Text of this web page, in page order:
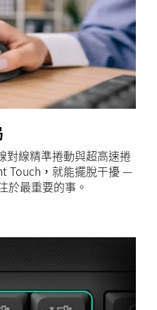
對線精準捲動與超高速捲
Touch，就能擺脫干擾 —
M185 相比，點擊噪音降
於最重要的事。